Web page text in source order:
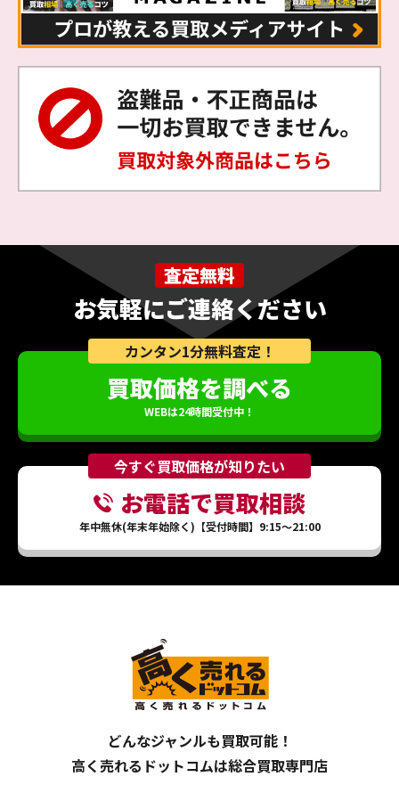
査定無料
お気軽にご連絡ください
カンタン1分無料査定！
買取価格を調べる
WEBは24時間受付中！
今すぐ買取価格が知りたい
お電話で買取相談
年中無休(年末年始除く)【受付時間】9:15～21:00
どんなジャンルも買取可能！
高く売れるドットコムは総合買取専門店